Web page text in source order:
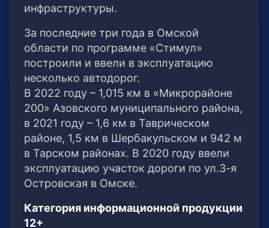
инфраструктуры.
За последние три года в Омской
области по программе «Стимул»
построили и ввели в эксплуатацию
несколько автодорог.
В 2022 году – 1,015 км в «Микрорайоне
200» Азовского муниципального района,
в 2021 году – 1,6 км в Таврическом
районе, 1,5 км в Шербакульском и 942 м
в Тарском районах. В 2020 году ввели
эксплуатацию участок дороги по ул.3-я
Островская в Омске.
Категория информационной продукции
12+